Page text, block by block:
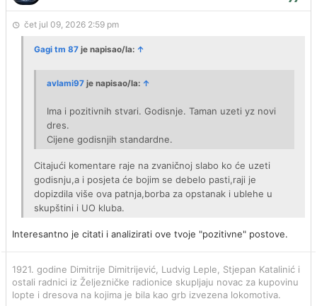
čet jul 09, 2026 2:59 pm
Gagi tm 87 je napisao/la: ↑
avlami97 je napisao/la: ↑
Ima i pozitivnih stvari. Godisnje. Taman uzeti yz novi
dres.
Cijene godisnjih standardne.
Citajući komentare raje na zvaničnoj slabo ko će uzeti
godisnju,a i posjeta će bojim se debelo pasti,raji je
dopizdila više ova patnja,borba za opstanak i ublehe u
skupštini i UO kluba.
Interesantno je citati i analizirati ove tvoje "pozitivne" postove.
1921. godine Dimitrije Dimitrijević, Ludvig Leple, Stjepan Katalinić i
ostali radnici iz Željezničke radionice skupljaju novac za kupovinu
lopte i dresova na kojima je bila kao grb izvezena lokomotiva.